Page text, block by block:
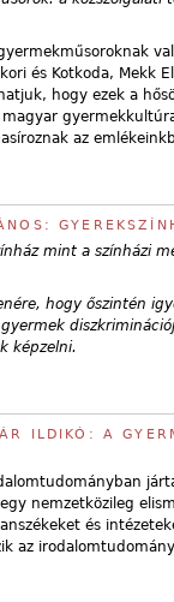
és Kotkoda, Mekk
hogy ezek a
az
mint a színházi
hogy őszintén
képzelni.
ILDIKÓ: A
nemzetközileg
és
az